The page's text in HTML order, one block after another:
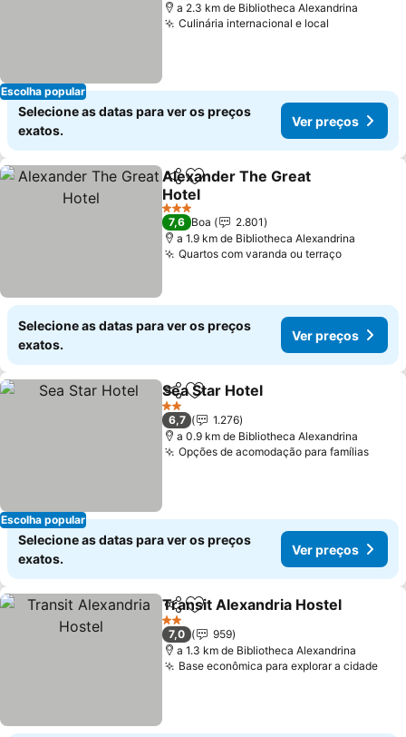
Escolha popular
a 2.3 km de Bibliotheca Alexandrina
Culinária internacional e local
Selecione as datas para ver os preços
exatos.
Ver preços
PartilharAdicionar aos favoritos
Alexander The Great
Hotel
Ver preços
3 Estrelas
7,6 Boa
2.801
a 1.9 km de Bibliotheca Alexandrina
Quartos com varanda ou terraçoVer
Selecione as datas para ver os preços
exatos.
Ver preços
Escolha popular
PartilharAdicionar aos favoritos
Sea Star Hotel
2 Estrelas
6,7
1.276
a 0.9 km de Bibliotheca Alexandrina
Opções de acomodação para famíliasVer
Selecione as datas para ver os preços
exatos.
Ver preços
PartilharAdicionar aos favoritos
Transit Alexandria Hostel
2 Estrelas
7,0
959
a 1.3 km de Bibliotheca Alexandrina
Base econômica para explorar a cidadeVer